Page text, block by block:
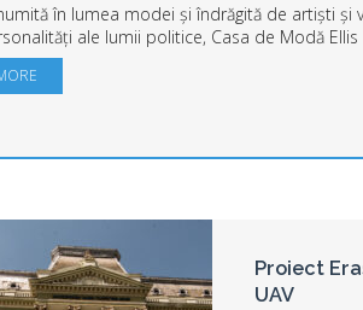
în lumea modei și îndrăgită de artiști și
ale lumii politice, Casa de Modă Ellis
din Arad ca partener oficial.Facu...
Proiect
UAV